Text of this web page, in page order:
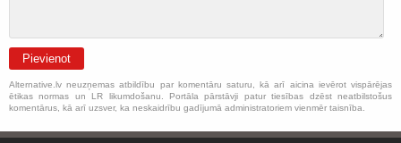
Pievienot
Alternative.lv neuzņemas atbildību par komentāru saturu, kā arī aicina ievērot vispārējas
ētikas normas un LR likumdošanu. Portāla pārstāvji patur tiesības dzēst neatbilstošus
komentārus, kā arī uzsver, ka neskaidrību gadījumā administratoriem vienmēr taisnība.